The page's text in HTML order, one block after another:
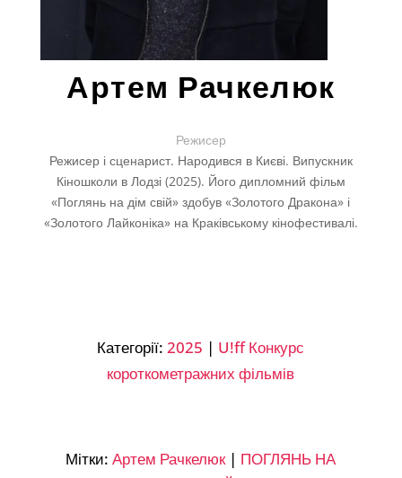
Артем Рачкелюк
Режисер
Режисер і сценарист. Народився в Києві. Випускник
Кіношколи в Лодзі (2025). Його дипломний фільм
«Поглянь на дім свій» здобув «Золотого Дракона» і
«Золотого Лайконіка» на Краківському кінофестивалі.
Категорії:2025 | U!ff Конкурс
короткометражних фільмів
Мітки:Артем Рачкелюк| ПОГЛЯНЬ НА